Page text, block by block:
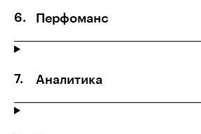
Перфоманс
Аналитика